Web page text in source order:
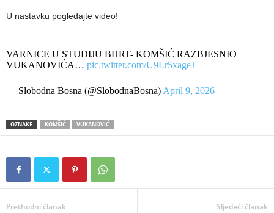
U nastavku pogledajte video!
VARNICE U STUDIJU BHRT- KOMŠIĆ RAZBJESNIO
VUKANOVIĆA… pic.twitter.com/U9Lr5xageJ
— Slobodna Bosna (@SlobodnaBosna)April 9, 2026
OZNAKE KOMŠIĆ VUKANOVIĆ
Prethodni članak Sljedeći članak